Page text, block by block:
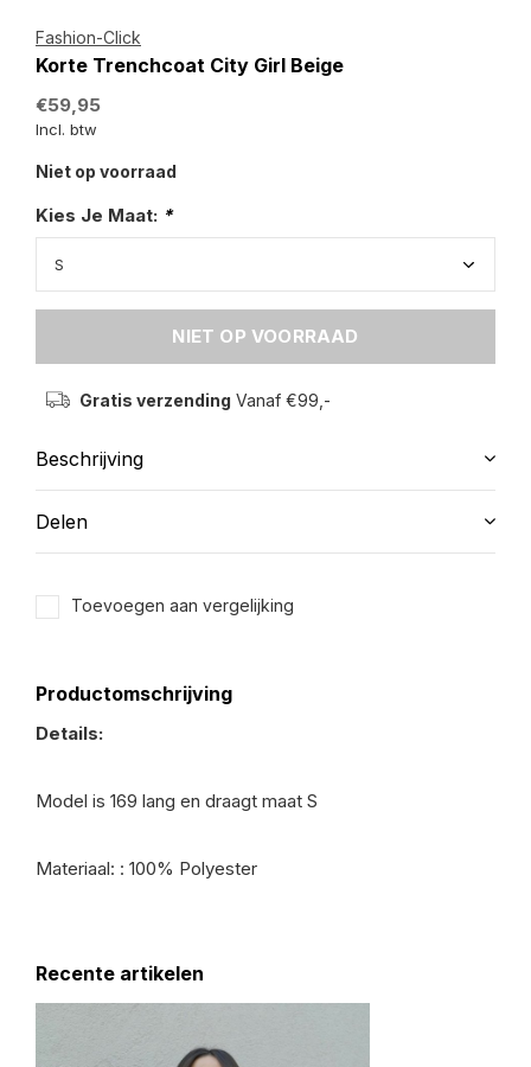
Fashion-Click
Korte Trenchcoat City Girl Beige
€59,95
Incl. btw
Niet op voorraad
Kies Je Maat: *
NIET OP VOORRAAD
Gratis verzending Vanaf €99,-
Beschrijving
Delen
Toevoegen aan vergelijking
Productomschrijving
Details:
Model is 169 lang en draagt maat S
Materiaal: : 100% Polyester
Recente artikelen